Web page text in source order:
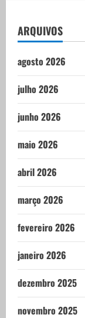
ARQUIVOS
agosto 2026
julho 2026
junho 2026
maio 2026
abril 2026
março 2026
fevereiro 2026
janeiro 2026
dezembro 2025
novembro 2025